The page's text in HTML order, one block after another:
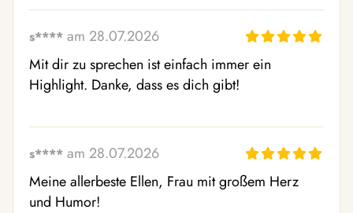
s**** am 28.07.2026
Mit dir zu sprechen ist einfach immer ein
Highlight. Danke, dass es dich gibt!
s**** am 28.07.2026
Meine allerbeste Ellen, Frau mit großem Herz
und Humor!